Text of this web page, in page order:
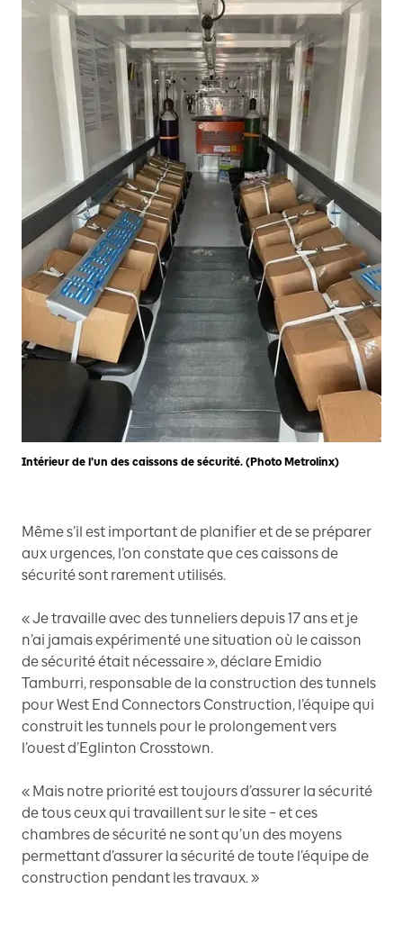
Intérieur de l’un des caissons de sécurité. (Photo Metrolinx)
Même s’il est important de planifier et de se préparer
aux urgences, l’on constate que ces caissons de
sécurité sont rarement utilisés.
« Je travaille avec des tunneliers depuis 17 ans et je
n’ai jamais expérimenté une situation où le caisson
de sécurité était nécessaire », déclare Emidio
Tamburri, responsable de la construction des tunnels
pour West End Connectors Construction, l’équipe qui
construit les tunnels pour le prolongement vers
l’ouest d’Eglinton Crosstown.
« Mais notre priorité est toujours d’assurer la sécurité
de tous ceux qui travaillent sur le site – et ces
chambres de sécurité ne sont qu’un des moyens
permettant d’assurer la sécurité de toute l’équipe de
construction pendant les travaux. »